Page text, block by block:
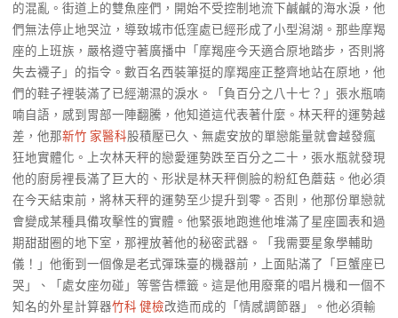
的混亂。街道上的雙魚座們，開始不受控制地流下鹹鹹的海水淚，他
們無法停止地哭泣，導致城市低窪處已經形成了小型潟湖。那些摩羯
座的上班族，嚴格遵守著廣播中「摩羯座今天適合原地踏步，否則將
失去襪子」的指令。數百名西裝筆挺的摩羯座正整齊地站在原地，他
們的鞋子裡裝滿了已經潮濕的淚水。「負百分之八十七？」張水瓶喃
喃自語，感到胃部一陣翻騰，他知道這代表著什麼。林天秤的運勢越
差，他那新竹 家醫科股積壓已久、無處安放的單戀能量就會越發瘋
狂地實體化。上次林天秤的戀愛運勢跌至百分之二十，張水瓶就發現
他的廚房裡長滿了巨大的、形狀是林天秤側臉的粉紅色蘑菇。他必須
在今天結束前，將林天秤的運勢至少提升到零。否則，他那份單戀就
會變成某種具備攻擊性的實體。他緊張地跑進他堆滿了星座圖表和過
期甜甜圈的地下室，那裡放著他的秘密武器。「我需要星象學輔助
儀！」他衝到一個像是老式彈珠臺的機器前，上面貼滿了「巨蟹座已
哭」、「處女座勿碰」等警告標籤。這是他用廢棄的唱片機和一個不
知名的外星計算器竹科 健檢改造而成的「情感調節器」。他必須輸